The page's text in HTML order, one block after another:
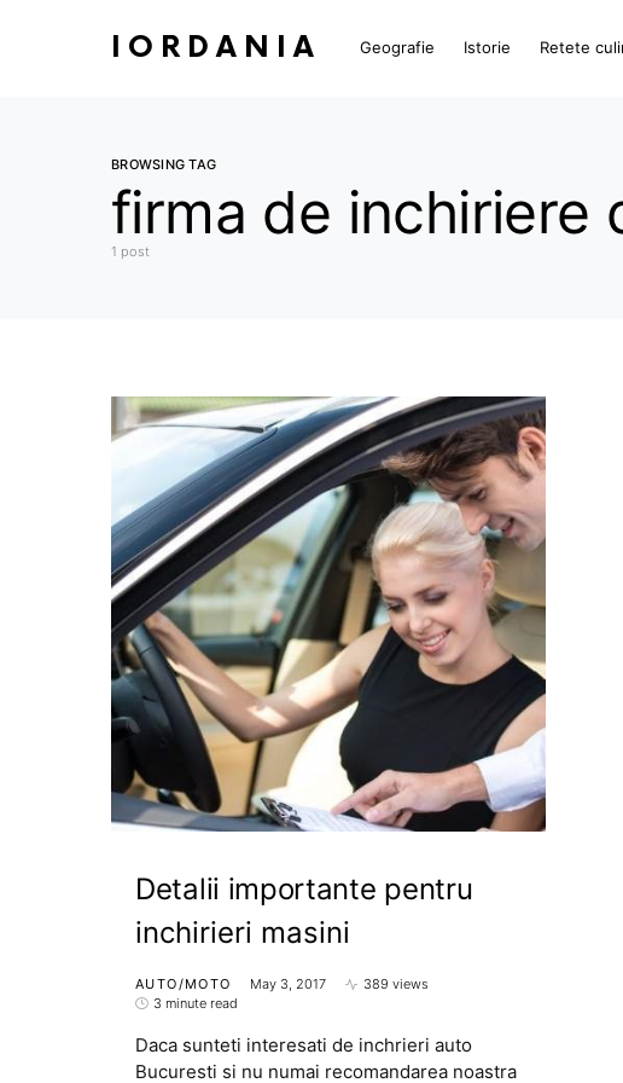
IORDANIA Geografie Istorie Retete
BROWSING TAG
firma de inchiriere
1 post
Detalii importante pentru
inchirieri masini
AUTO/MOTO May 3, 2017
389 views
3 minute read
Daca sunteti interesati de inchrieri auto
Bucuresti si nu numai recomandarea noastra